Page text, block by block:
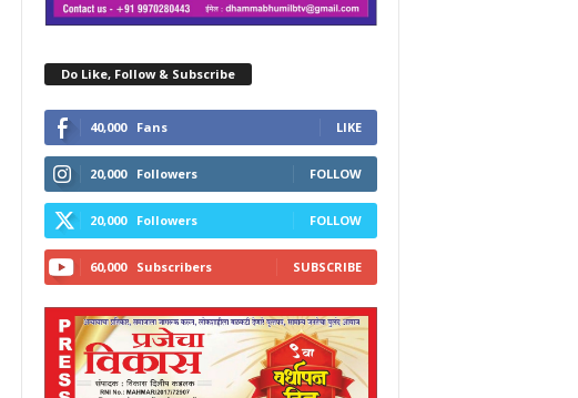
Do Like, Follow & Subscribe
40,000 Fans LIKE
20,000 Followers FOLLOW
20,000 Followers FOLLOW
60,000 Subscribers SUBSCRIBE